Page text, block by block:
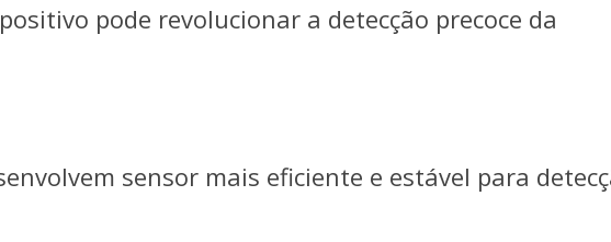
pode revolucionar a detecção precoce da
sensor mais eficiente e estável para